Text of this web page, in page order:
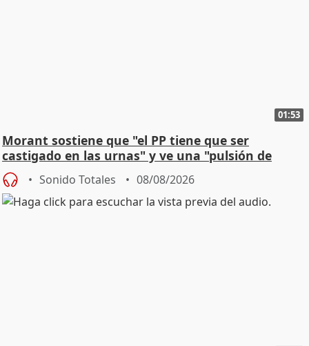
01:53
Morant sostiene que "el PP tiene que ser
castigado en las urnas" y ve una "pulsión de
cambio"
Sonido Totales 08/08/2026